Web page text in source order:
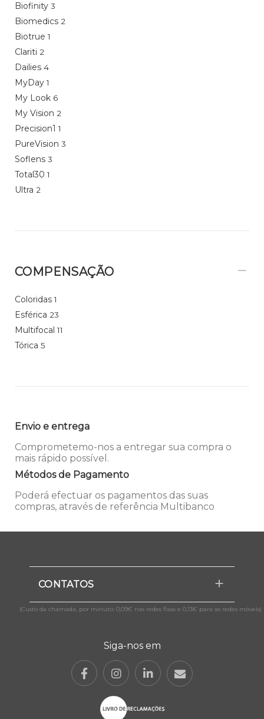
Biofinity 3
Biomedics 2
Biotrue 1
Clariti 2
Dailies 4
MyDay 1
My Look 6
My Vision 2
Precision1 1
PureVision 3
Soflens 3
Total30 1
Ultra 2
COMPENSAÇÃO
Coloridas 1
Esférica 23
Multifocal 11
Tórica 5
Envio e entrega
Comprometemo-nos a entregar sua compra o
mais rápido possível.
Métodos de Pagamento
Poderá efectuar os pagamentos das suas
compras, através de referência Multibanco
CONTATOS
(Custo da chamada, por minuto: 0,09€ nas redes fixas e 0,13€ para as redes móveis)
Siga-nos em